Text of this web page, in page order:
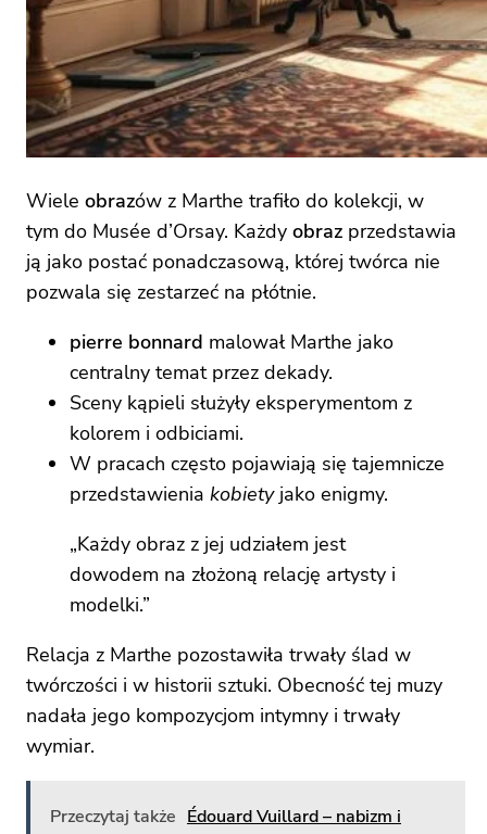
Wiele obrazów z Marthe trafiło do kolekcji, w
tym do Musée d’Orsay. Każdy obraz przedstawia
ją jako postać ponadczasową, której twórca nie
pozwala się zestarzeć na płótnie.
pierre bonnard malował Marthe jako
centralny temat przez dekady.
Sceny kąpieli służyły eksperymentom z
kolorem i odbiciami.
W pracach często pojawiają się tajemnicze
przedstawienia kobietyjako enigmy.
„Każdy obraz z jej udziałem jest
dowodem na złożoną relację artysty i
modelki.”
Relacja z Marthe pozostawiła trwały ślad w
twórczości i w historii sztuki. Obecność tej muzy
nadała jego kompozycjom intymny i trwały
wymiar.
Przeczytaj także Édouard Vuillard – nabizm i